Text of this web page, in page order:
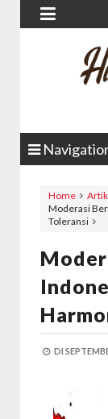

Home
Moderasi
Toleransi
DI